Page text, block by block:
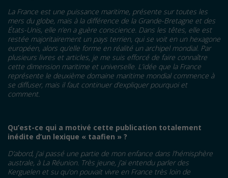
La France est une puissance maritime, présente sur toutes les
mers du globe, mais à la différence de la Grande-Bretagne et des
États-Unis, elle n’en a guère conscience. Dans les têtes, elle est
restée majoritairement un pays terrien, qui se voit en un hexagone
européen, alors qu’elle forme en réalité un archipel mondial. Par
plusieurs livres et articles, je me suis efforcé de faire connaître
cette dimension maritime et universelle. L’idée que la France
représente le deuxième domaine maritime mondial commence à
se diffuser, mais il faut continuer d’expliquer pourquoi et
comment.
Qu’est-ce qui a motivé cette publication totalement
inédite d’un lexique « taafien » ?
D’abord, j’ai passé une partie de mon enfance dans l’hémisphère
australe, à La Réunion. Très jeune, j’ai entendu parler des
Kerguelen et su qu’on pouvait vivre en France très loin de